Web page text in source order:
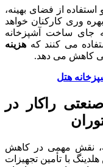
از فضای بهینه،
وری کارکنان خواهد
جای ساخت آشپزخانه
می کنند که هزینه
کاهش می دهد.
هتل
راکار در
نقش مهمی در کاهش
هلدینگ با تأمین تجهیزات